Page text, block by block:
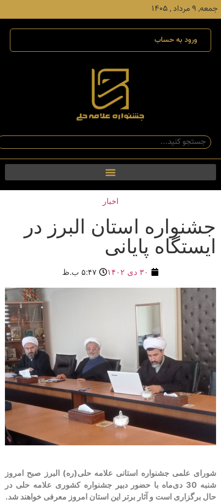
جمعه, ۹ مرداد , ۱۴۰۵
ورود به حساب
اخبار
جشنواره استان البرز در
ایستگاه پایانی
۳۰ دی ۱۴۰۲ ۵:۴۷ ب.ظ
شورای علمی جشنواره استانی علامه حلی(ره) البرز صبح امروز
شنبه 30 دی‌ماه با حضور دبیر جشنواره کشوری علامه حلی در
حال برگزاری است و آثار برتر این استان امروز معرفی خواهند شد.